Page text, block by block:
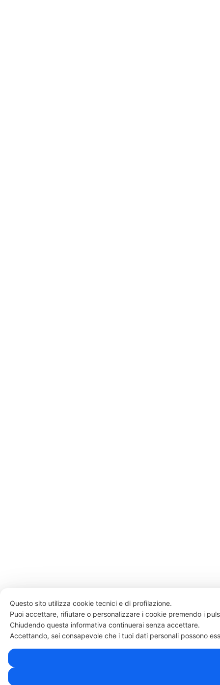
Questo sito utilizza cookie tecnici e di profilazione.
Puoi accettare, rifiutare o personalizzare i cookie premendo i
Chiudendo questa informativa continuerai senza accettare.
Accettando, sei consapevole che i tuoi dati personali possono